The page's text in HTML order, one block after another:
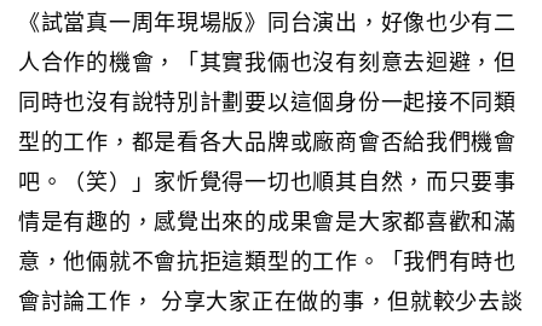
《試當真一周年現場版》同台演出，好像也少有二
人合作的機會，「其實我倆也沒有刻意去迴避，但
同時也沒有說特別計劃要以這個身份一起接不同類
型的工作，都是看各大品牌或廠商會否給我們機會
吧。（笑）」家忻覺得一切也順其自然，而只要事
情是有趣的，感覺出來的成果會是大家都喜歡和滿
意，他倆就不會抗拒這類型的工作。「我們有時也
會討論工作， 分享大家正在做的事，但就較少去談